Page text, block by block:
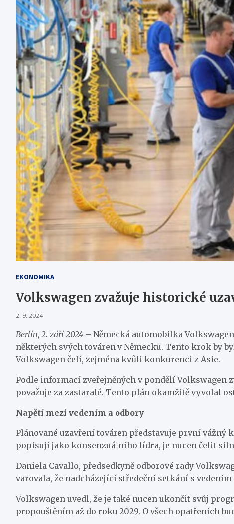
EKONOMIKA
Volkswagen zvažuje historické
2. 9. 2024
Berlín, 2. září 2024 – Německá automobilka
některých svých továren v Německu. Tento krok by
Volkswagen čelí, zejména kvůli konkurenci z Asie.
Podle informací zveřejněných v pondělí Volkswagen
považuje za zastaralé. Tento plán okamžitě vyvolal
Napětí mezi vedením a odbory
Plánované uzavření továren představuje první
popisují jako konsenzuálního lídra, je nucen čelit
Daniela Cavallo, předsedkyně odborové rady
varovala, že nadcházející středeční setkání s
Volkswagen uvedl, že je také nucen ukončit svůj
propouštěním až do roku 2029. O všech opatřeních